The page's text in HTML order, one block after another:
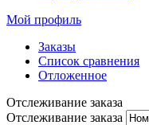
Мой профиль
Заказы
Список сравнения
Отложенное
Отслеживание заказа
Отслеживание заказа